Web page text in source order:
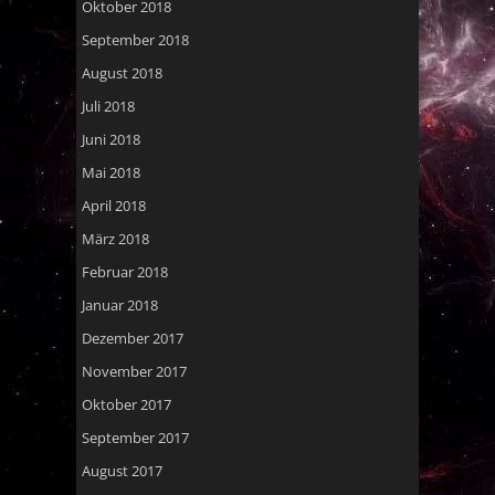
Oktober 2018
September 2018
August 2018
Juli 2018
Juni 2018
Mai 2018
April 2018
März 2018
Februar 2018
Januar 2018
Dezember 2017
November 2017
Oktober 2017
September 2017
August 2017